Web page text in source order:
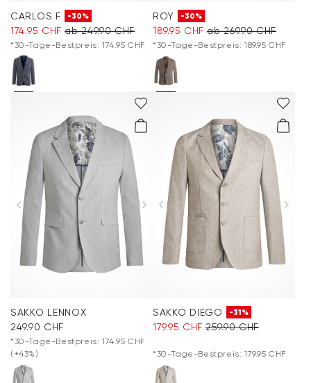
CARLOS F -30%
174.95 CHF ab 249.90 CHF
*30-Tage-Bestpreis: 174.95 CHF
ROY -30%
189.95 CHF ab 269.90 CHF
*30-Tage-Bestpreis: 189.95 CHF
SAKKO LENNOX
249.90 CHF
*30-Tage-Bestpreis: 174.95 CHF
(+43%)
SAKKO DIEGO -31%
179.95 CHF 259.90 CHF
*30-Tage-Bestpreis: 179.95 CHF